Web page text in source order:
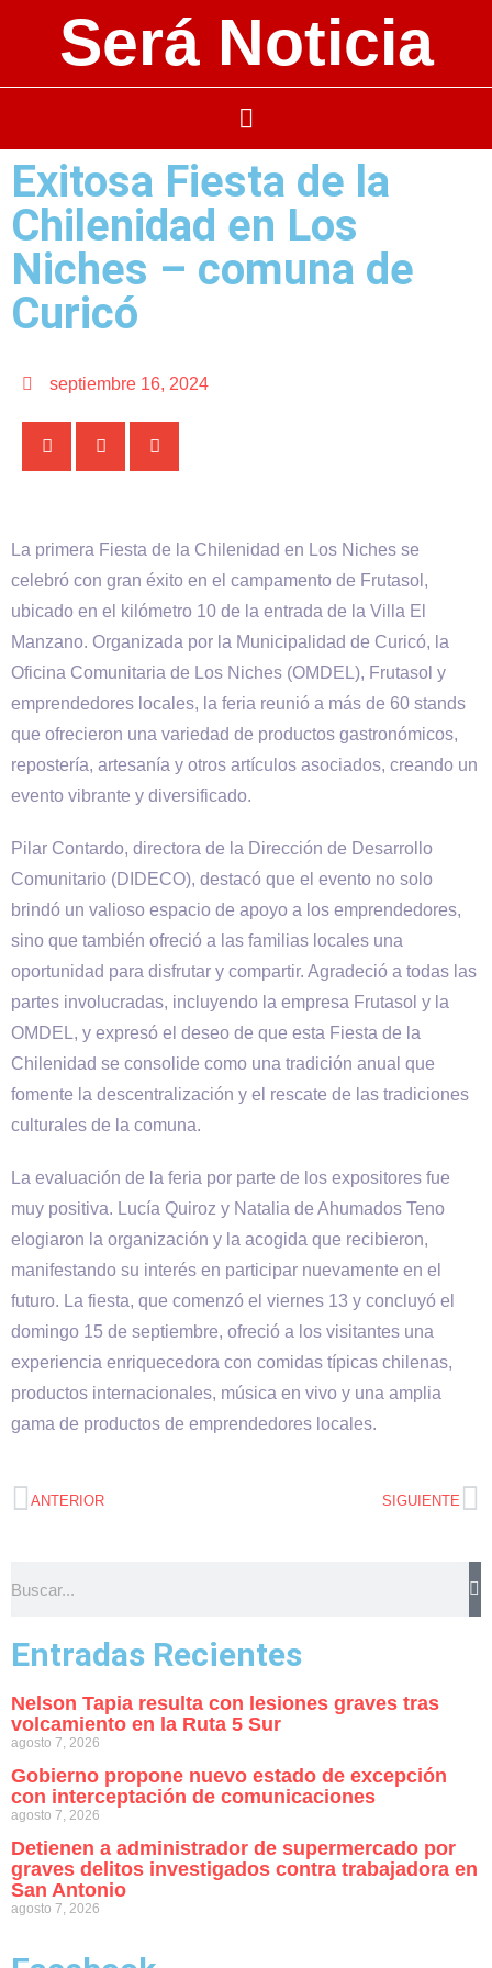
Será Noticia
Exitosa Fiesta de la
Chilenidad en Los
Niches – comuna de
Curicó
septiembre 16, 2024
La primera Fiesta de la Chilenidad en Los Niches se
celebró con gran éxito en el campamento de Frutasol,
ubicado en el kilómetro 10 de la entrada de la Villa El
Manzano. Organizada por la Municipalidad de Curicó, la
Oficina Comunitaria de Los Niches (OMDEL), Frutasol y
emprendedores locales, la feria reunió a más de 60 stands
que ofrecieron una variedad de productos gastronómicos,
repostería, artesanía y otros artículos asociados, creando un
evento vibrante y diversificado.
Pilar Contardo, directora de la Dirección de Desarrollo
Comunitario (DIDECO), destacó que el evento no solo
brindó un valioso espacio de apoyo a los emprendedores,
sino que también ofreció a las familias locales una
oportunidad para disfrutar y compartir. Agradeció a todas las
partes involucradas, incluyendo la empresa Frutasol y la
OMDEL, y expresó el deseo de que esta Fiesta de la
Chilenidad se consolide como una tradición anual que
fomente la descentralización y el rescate de las tradiciones
culturales de la comuna.
La evaluación de la feria por parte de los expositores fue
muy positiva. Lucía Quiroz y Natalia de Ahumados Teno
elogiaron la organización y la acogida que recibieron,
manifestando su interés en participar nuevamente en el
futuro. La fiesta, que comenzó el viernes 13 y concluyó el
domingo 15 de septiembre, ofreció a los visitantes una
experiencia enriquecedora con comidas típicas chilenas,
productos internacionales, música en vivo y una amplia
gama de productos de emprendedores locales.
ANTERIOR SIGUIENTE
Entradas Recientes
Nelson Tapia resulta con lesiones graves tras
volcamiento en la Ruta 5 Sur
agosto 7, 2026
Gobierno propone nuevo estado de excepción
con interceptación de comunicaciones
agosto 7, 2026
Detienen a administrador de supermercado por
graves delitos investigados contra trabajadora en
San Antonio
agosto 7, 2026